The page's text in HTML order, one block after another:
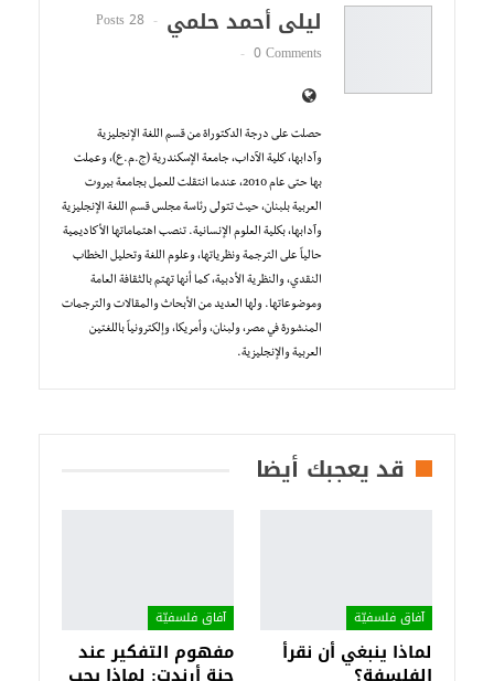
ليلى أحمد حلمي
28 Posts
0 Comments
حصلت على درجة الدكتوراة من قسم اللغة الإنجليزية
وآدابها، كلية الآداب، جامعة الإسكندرية (ج.م.ع)، وعملت
بها حتى عام 2010، عندما انتقلت للعمل بجامعة بيروت
العربية بلبنان، حيث تتولى رئاسة مجلس قسم اللغة الإنجليزية
وآدابها، بكلية العلوم الإنسانية. تنصب اهتماماتها الأكاديمية
حالياً على الترجمة ونظرياتها، وعلوم اللغة وتحليل الخطاب
النقدي، والنظرية الأدبية، كما أنها تهتم بالثقافة العامة
وموضوعاتها. ولها العديد من الأبحاث والمقالات والترجمات
المنشورة في مصر، ولبنان، وأمريكا، وإلكترونياً باللغتين
العربية والإنجليزية.
قد يعجبك أيضا
آفاق فلسفيّة‎
لماذا ينبغي أن نقرأ
آفاق فلسفيّة‎
مفهوم التفكير عند